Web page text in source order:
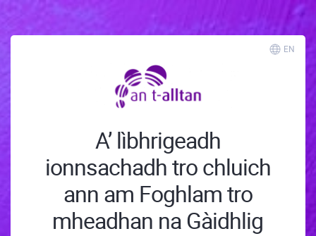
EN
A’ lìbhrigeadh
ionnsachadh tro chluich
ann am Foghlam tro
mheadhan na Gàidhlig